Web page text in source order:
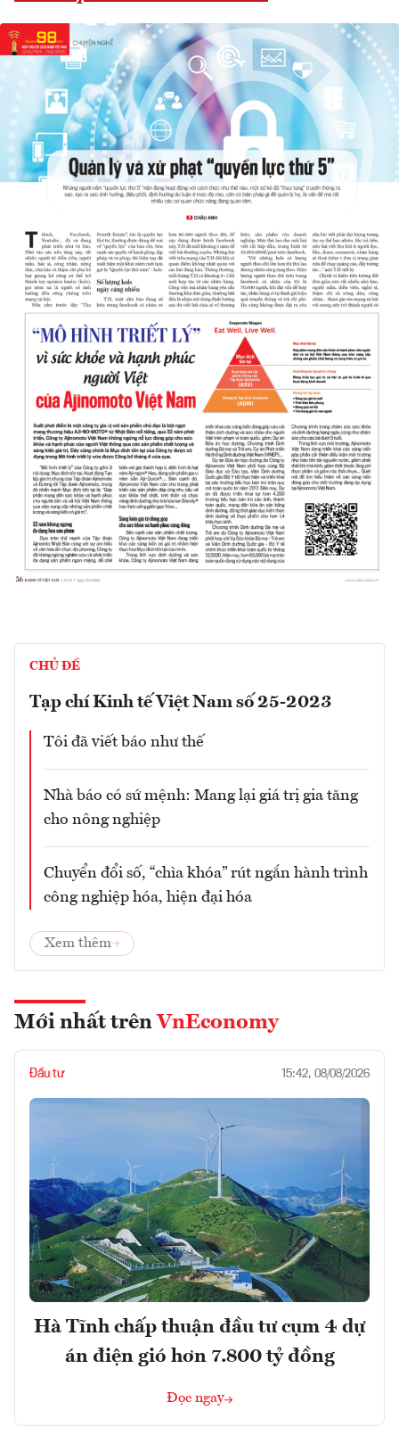
CHỦ ĐỀ
Tạp chí Kinh tế Việt Nam số 25-2023
Tôi đã viết báo như thế
Nhà báo có sứ mệnh: Mang lại giá trị gia tăng
cho nông nghiệp
Chuyển đổi số, “chìa khóa” rút ngắn hành trình
công nghiệp hóa, hiện đại hóa
Xem thêm
Mới nhất trên VnEconomy
Đầu tư 15:42, 08/08/2026
Hà Tĩnh chấp thuận đầu tư cụm 4 dự
án điện gió hơn 7.800 tỷ đồng
Đọc ngay